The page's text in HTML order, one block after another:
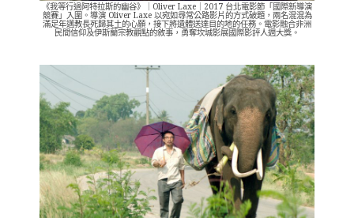
《我等行過阿特拉斯的幽谷》｜Oliver Laxe｜2017 台北電影節「國際新導演
競賽」入圍。導演 Oliver Laxe 以宛如尋常公路影片的方式破題，兩名混混為
滿足年邁教長死歸其土的心願，接下將遺體送達目的地的任務。電影融合非洲
民間信仰及伊斯蘭宗教觀點的敘事，勇奪坎城影展國際影評人週大獎。